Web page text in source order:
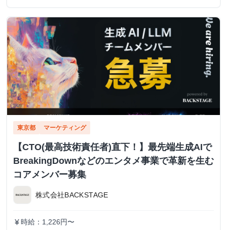
東京都 マーケティング
【CTO(最高技術責任者)直下！】最先端生成AIで
BreakingDownなどのエンタメ事業で革新を生む
コアメンバー募集
株式会社BACKSTAGE
currency_yen 時給：1,226円〜